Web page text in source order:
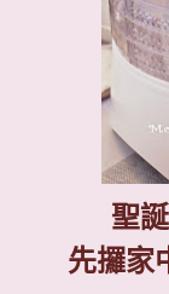
聖
先攞家